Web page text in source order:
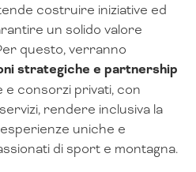
costruire iniziative ed
un solido valore
questo, verranno
strategiche e partnership
e consorzi privati, con
rendere inclusiva la
uniche e
di sport e montagna.